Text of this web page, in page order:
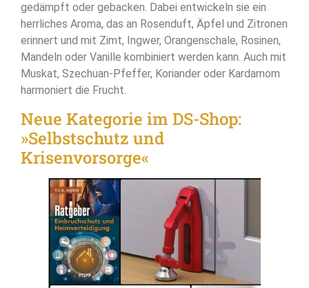
gedämpft oder gebacken. Dabei entwickeln sie ein
herrliches Aroma, das an Rosenduft, Äpfel und Zitronen
erinnert und mit Zimt, Ingwer, Orangenschale, Rosinen,
Mandeln oder Vanille kombiniert werden kann. Auch mit
Muskat, Szechuan-Pfeffer, Koriander oder Kardamom
harmoniert die Frucht.
Neue Kategorie im DS-Shop:
»Selbstschutz und
Krisenvorsorge«